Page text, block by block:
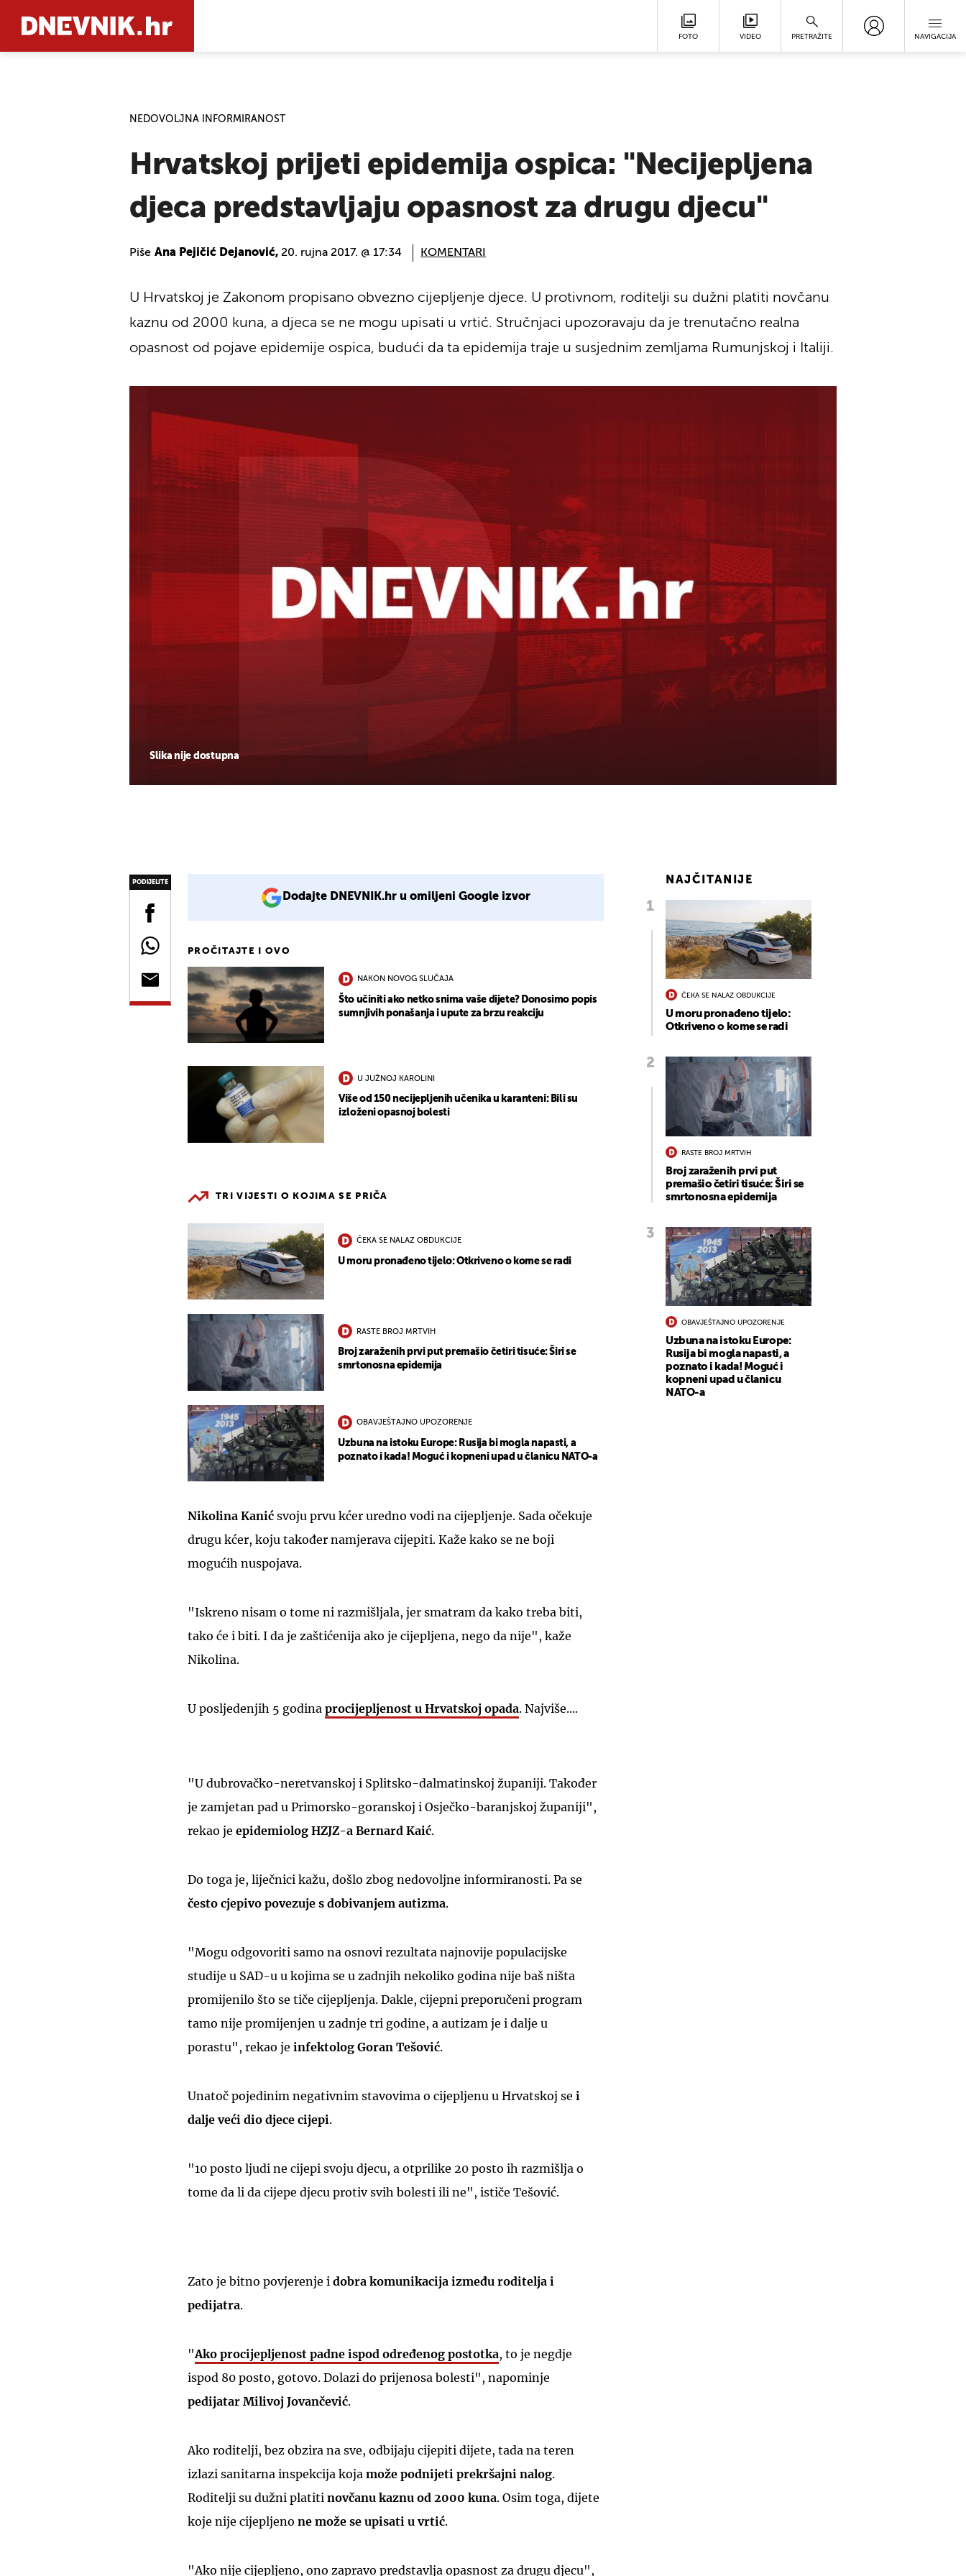
FOTO VIDEO PRETRAŽITE NAVIGACIJA
NEDOVOLJNA INFORMIRANOST
Hrvatskoj prijeti epidemija ospica: "Necijepljena
djeca predstavljaju opasnost za drugu djecu"
Piše Ana Pejičić Dejanović, 20. rujna 2017. @ 17:34 KOMENTARI
Slika nije dostupna
U Hrvatskoj je Zakonom propisano obvezno cijepljenje djece. U protivnom, roditelji su dužni platiti novčanu
kaznu od 2000 kuna, a djeca se ne mogu upisati u vrtić. Stručnjaci upozoravaju da je trenutačno realna
opasnost od pojave epidemije ospica, budući da ta epidemija traje u susjednim zemljama Rumunjskoj i Italiji.
PODIJELITE
Dodajte DNEVNIK.hr u omiljeni Google izvor
PROČITAJTE I OVO
NAKON NOVOG SLUČAJA
Što učiniti ako netko snima vaše dijete? Donosimo popis
sumnjivih ponašanja i upute za brzu reakciju
U JUŽNOJ KAROLINI
Više od 150 necijepljenih učenika u karanteni: Bili su
izloženi opasnoj bolesti
TRI VIJESTI O KOJIMA SE PRIČA
ČEKA SE NALAZ OBDUKCIJE
U moru pronađeno tijelo: Otkriveno o kome se radi
RASTE BROJ MRTVIH
Broj zaraženih prvi put premašio četiri tisuće: Širi se
smrtonosna epidemija
OBAVJEŠTAJNO UPOZORENJE
Uzbuna na istoku Europe: Rusija bi mogla napasti, a
poznato i kada! Moguć i kopneni upad u članicu NATO-a
Nikolina Kanić svoju prvu kćer uredno vodi na cijepljenje. Sada očekuje
drugu kćer, koju također namjerava cijepiti. Kaže kako se ne boji
mogućih nuspojava.
"Iskreno nisam o tome ni razmišljala, jer smatram da kako treba biti,
tako će i biti. I da je zaštićenija ako je cijepljena, nego da nije", kaže
Nikolina.
U posljedenjih 5 godina procijepljenost u Hrvatskoj opada. Najviše....
"U dubrovačko-neretvanskoj i Splitsko-dalmatinskoj županiji. Također
je zamjetan pad u Primorsko-goranskoj i Osječko-baranjskoj županiji",
rekao je epidemiolog HZJZ-a Bernard Kaić.
Do toga je, liječnici kažu, došlo zbog nedovoljne informiranosti. Pa se
često cjepivo povezuje s dobivanjem autizma.
"Mogu odgovoriti samo na osnovi rezultata najnovije populacijske
studije u SAD-u u kojima se u zadnjih nekoliko godina nije baš ništa
promijenilo što se tiče cijepljenja. Dakle, cijepni preporučeni program
tamo nije promijenjen u zadnje tri godine, a autizam je i dalje u
porastu", rekao je infektolog Goran Tešović.
Unatoč pojedinim negativnim stavovima o cijepljenu u Hrvatskoj se i
dalje veći dio djece cijepi.
"10 posto ljudi ne cijepi svoju djecu, a otprilike 20 posto ih razmišlja o
tome da li da cijepe djecu protiv svih bolesti ili ne", ističe Tešović.
Zato je bitno povjerenje i dobra komunikacija između roditelja i
pedijatra.
"Ako procijepljenost padne ispod određenog postotka, to je negdje
ispod 80 posto, gotovo. Dolazi do prijenosa bolesti", napominje
pedijatar Milivoj Jovančević.
Ako roditelji, bez obzira na sve, odbijaju cijepiti dijete, tada na teren
izlazi sanitarna inspekcija koja može podnijeti prekršajni nalog.
Roditelji su dužni platiti novčanu kaznu od 2000 kuna. Osim toga, dijete
koje nije cijepljeno ne može se upisati u vrtić.
"Ako nije cijepljeno, ono zapravo predstavlja opasnost za drugu djecu",
NAJČITANIJE
ČEKA SE NALAZ OBDUKCIJE
U moru pronađeno tijelo:
Otkriveno o kome se radi
RASTE BROJ MRTVIH
Broj zaraženih prvi put
premašio četiri tisuće: Širi se
smrtonosna epidemija
OBAVJEŠTAJNO UPOZORENJE
Uzbuna na istoku Europe:
Rusija bi mogla napasti, a
poznato i kada! Moguć i
kopneni upad u članicu
NATO-a